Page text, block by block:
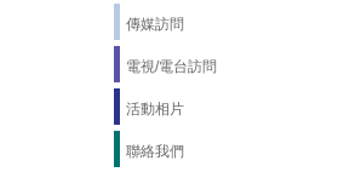
傳媒訪問
電視/電台訪問
活動相片
聯絡我們